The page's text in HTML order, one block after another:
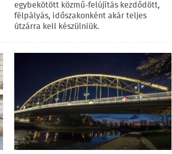
egybekötött közmű-felújítás kezdődött,
félpályás, időszakonként akár teljes
útzárra kell készülniük.